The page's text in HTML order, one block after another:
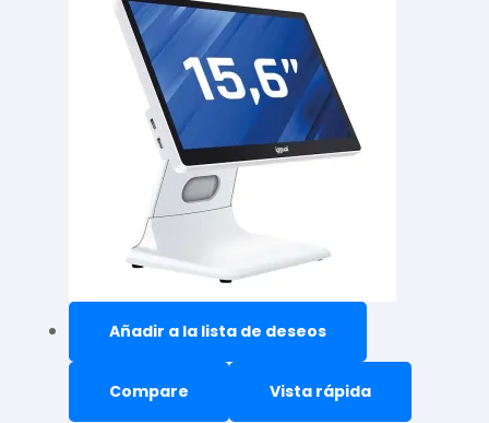
Añadir a la lista de deseos
Compare Vista rápida